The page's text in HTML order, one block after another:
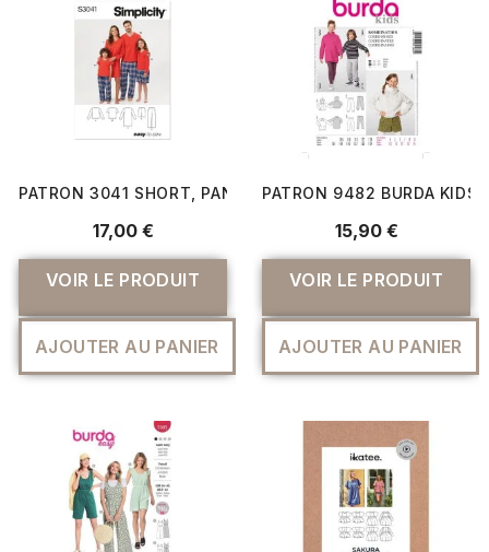
PATRON 3041 SHORT, PANTALON ET HAUT ET TUNIQUE
17,00 €
VOIR LE PRODUIT
AJOUTER AU PANIER
PATRON 9482 BURDA KIDS
15,90 €
VOIR LE PRODUIT
AJOUTER AU PANIER